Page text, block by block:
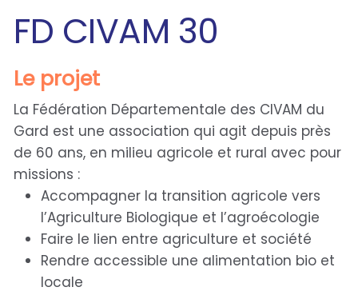
FD CIVAM 30
Le projet
La Fédération Départementale des CIVAM du
Gard est une association qui agit depuis près
de 60 ans, en milieu agricole et rural avec pour
missions :
Accompagner la transition agricole vers
l’Agriculture Biologique et l’agroécologie
Faire le lien entre agriculture et société
Rendre accessible une alimentation bio et
locale